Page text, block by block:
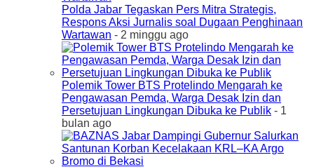
Polda Jabar Tegaskan Pers Mitra Strategis,
Respons Aksi Jurnalis soal Dugaan Penghinaan
Wartawan - 2 minggu ago
Polemik Tower BTS Protelindo Mengarah ke
Pengawasan Pemda, Warga Desak Izin dan
Persetujuan Lingkungan Dibuka ke Publik - 1
bulan ago